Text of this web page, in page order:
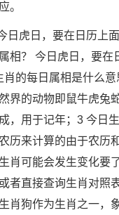
。
日虎日，要在日历上
相？ 今日虎日，要在
的每日属相是什么意
界的动物即鼠牛虎兔
，用于记年；3 今日
历来计算的由于农历
肖可能会发生变化要
者直接查询生肖对照
肖狗作为生肖之一，